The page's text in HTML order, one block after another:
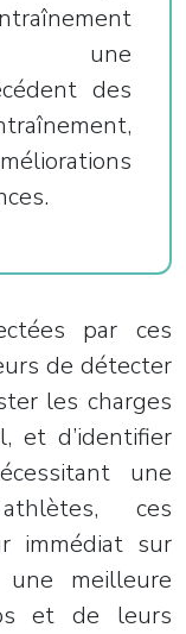
une
des
par ces
de détecter
les charges
et d’identifier
une
ces
immédiat sur
une meilleure
et de leurs